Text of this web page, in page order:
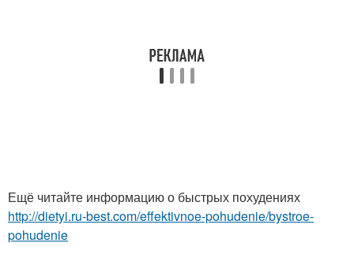
Ещё читайте информацию о быстрых похудениях
http://dietyi.ru-best.com/effektivnoe-pohudenie/bystroe-
pohudenie